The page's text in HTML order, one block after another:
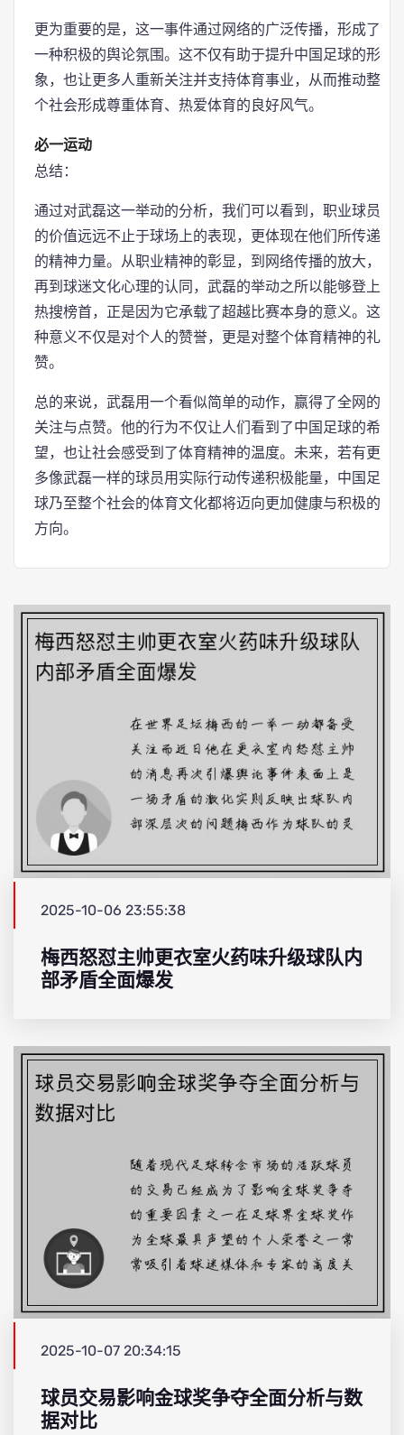
更为重要的是，这一事件通过网络的广泛传播，形成了
一种积极的舆论氛围。这不仅有助于提升中国足球的形
象，也让更多人重新关注并支持体育事业，从而推动整
个社会形成尊重体育、热爱体育的良好风气。
必一运动
总结：
通过对武磊这一举动的分析，我们可以看到，职业球员
的价值远远不止于球场上的表现，更体现在他们所传递
的精神力量。从职业精神的彰显，到网络传播的放大，
再到球迷文化心理的认同，武磊的举动之所以能够登上
热搜榜首，正是因为它承载了超越比赛本身的意义。这
种意义不仅是对个人的赞誉，更是对整个体育精神的礼
赞。
总的来说，武磊用一个看似简单的动作，赢得了全网的
关注与点赞。他的行为不仅让人们看到了中国足球的希
望，也让社会感受到了体育精神的温度。未来，若有更
多像武磊一样的球员用实际行动传递积极能量，中国足
球乃至整个社会的体育文化都将迈向更加健康与积极的
方向。
2025-10-06 23:55:38
梅西怒怼主帅更衣室火药味升级球队内
部矛盾全面爆发
2025-10-07 20:34:15
球员交易影响金球奖争夺全面分析与数
据对比